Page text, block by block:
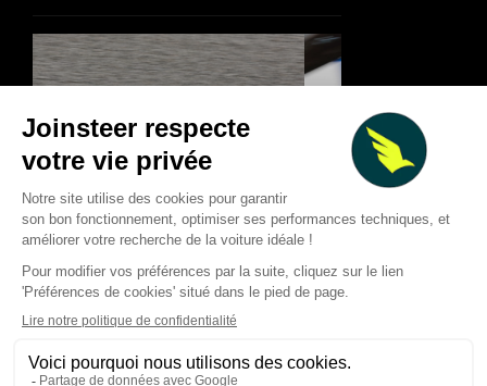
Racing Bulls : l’échec de
Barcelone 2024 qui a
déclenché la progression de
2026
Aug 9, 2026
F1 2026 : les
Aug 8, 2026